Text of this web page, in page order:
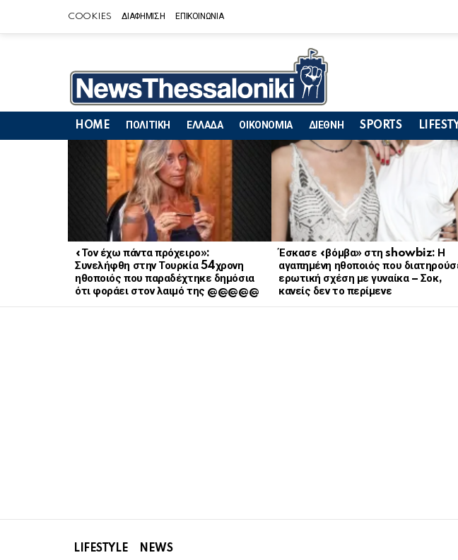
COOKIES ΔΙΑΦΗΜΙΣΗ ΕΠΙΚΟΙΝΩΝΙΑ
HOME ΠΟΛΙΤΙΚΗ ΕΛΛΑΔΑ ΟΙΚΟΝΟΜΙΑ ΔΙΕΘΝΗ SPORTS
«Τον έχω πάντα πρόχειρο»:
Συνελήφθη στην Τουρκία 54χρονη
ηθοποιός που παραδέχτηκε δημόσια
ότι φοράει στον λαιμό της @@@@@
Έσκασε «βόμβα» στη showbiz: Η
αγαπημένη ηθοποιός που
ερωτική σχέση με γυναίκα – Σοκ,
κανείς δεν το περίμενε
LIFESTYLE NEWS